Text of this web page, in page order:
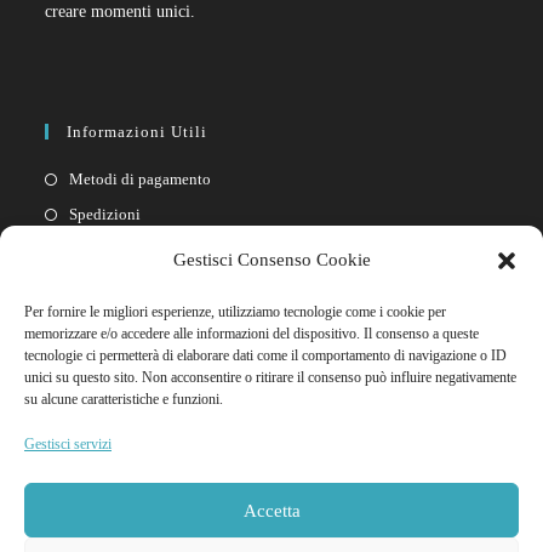
Gestisci Consenso Cookie
Per fornire le migliori esperienze, utilizziamo tecnologie come i cookie per
memorizzare e/o accedere alle informazioni del dispositivo. Il consenso a queste
tecnologie ci permetterà di elaborare dati come il comportamento di navigazione o ID
unici su questo sito. Non acconsentire o ritirare il consenso può influire negativamente
su alcune caratteristiche e funzioni.
Gestisci servizi
Accetta
creare momenti unici.
Informazioni Utili
Metodi di pagamento
Spedizioni
Cookie policy
Link Rapidi